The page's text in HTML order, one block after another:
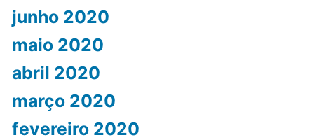
junho 2020
maio 2020
abril 2020
março 2020
fevereiro 2020